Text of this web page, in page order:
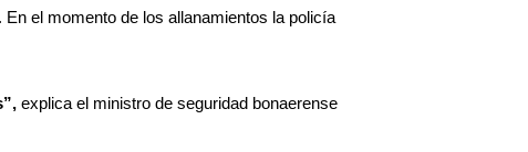
el momento de los allanamientos la policía
explica el ministro de seguridad bonaerense